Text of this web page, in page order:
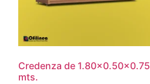
Credenza de 1.80×0.50×0.75
mts.